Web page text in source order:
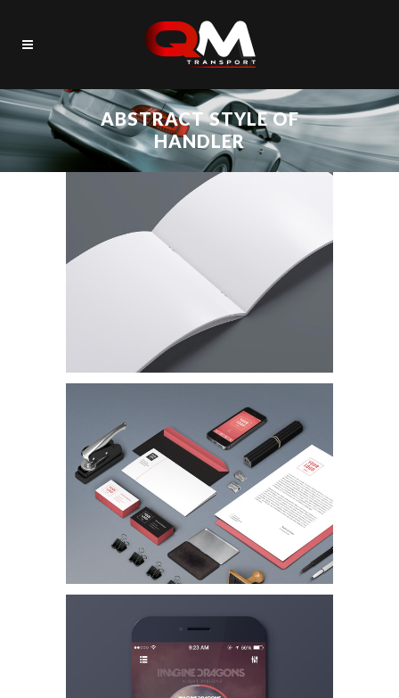
ABSTRACT STYLE OF
HANDLER